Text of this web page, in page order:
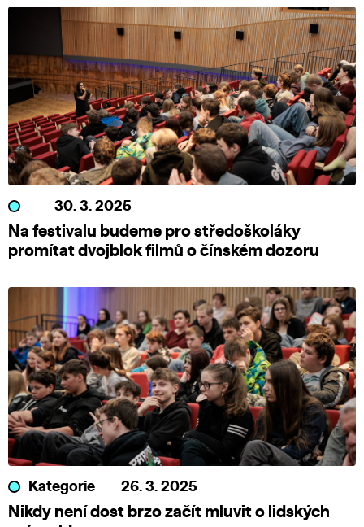
30. 3. 2025
Na festivalu budeme pro středoškoláky
promítat dvojblok filmů o čínském dozoru
Kategorie 26. 3. 2025
Nikdy není dost brzo začít mluvit o lidských